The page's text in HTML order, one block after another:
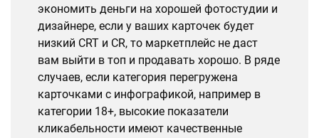
экономить деньги на хорошей фотостудии и
дизайнере, если у ваших карточек будет
низкий CRT и CR, то маркетплейс не даст
вам выйти в топ и продавать хорошо. В ряде
случаев, если категория перегружена
карточками с инфографикой, например в
категории 18+, высокие показатели
кликабельности имеют качественные